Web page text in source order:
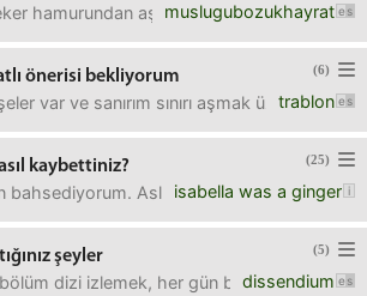
muslugubozukhayrat
hamurundan aşırı irrite oluyorum.
(6)
önerisi bekliyorum
trablon
var ve sanırım sınırı aşmak
(25)
kaybettiniz?
isabella was a ginger
bahsediyorum. Aslında daha çok bu
(5)
şeyler
dissendium
dizi izlemek, her gün belirli bir süre